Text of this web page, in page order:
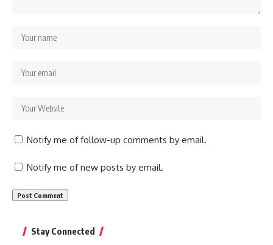
Notify me of follow-up comments by email.
Notify me of new posts by email.
Stay Connected